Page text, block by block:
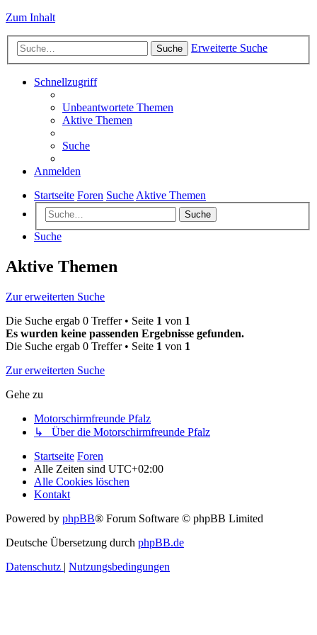
Zum Inhalt
Suche Erweiterte Suche
Schnellzugriff
Unbeantwortete Themen
Aktive Themen
Suche
Anmelden
Startseite Foren Suche Aktive Themen
Suche
Suche
Aktive Themen
Zur erweiterten Suche
Die Suche ergab 0 Treffer • Seite 1 von 1
Es wurden keine passenden Ergebnisse gefunden.
Die Suche ergab 0 Treffer • Seite 1 von 1
Zur erweiterten Suche
Gehe zu
Motorschirmfreunde Pfalz
↳ Über die Motorschirmfreunde Pfalz
Startseite Foren
Alle Zeiten sind UTC+02:00
Alle Cookies löschen
Kontakt
Powered by phpBB® Forum Software © phpBB Limited
Deutsche Übersetzung durch phpBB.de
Datenschutz | Nutzungsbedingungen